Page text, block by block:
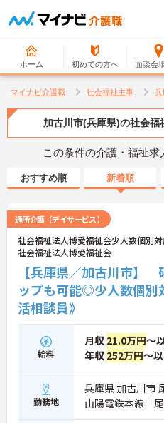
ホーム 初めての方へ 面談会
マイナビ介護職 社会福祉主事 兵
加古川市(兵庫県)の社会福
この条件の介護・福祉求
おすすめ順 新着順
通所介護（デイサービス）
社会福祉法人博愛福祉会少人数個別
社会福祉法人博愛福祉会
【兵庫県／加古川市】
ップも可能◎少人数個別
活相談員》
給料
月収 21.0万円～
年収 252万円～
勤務地
兵庫県 加古川市
山陽電鉄本線「